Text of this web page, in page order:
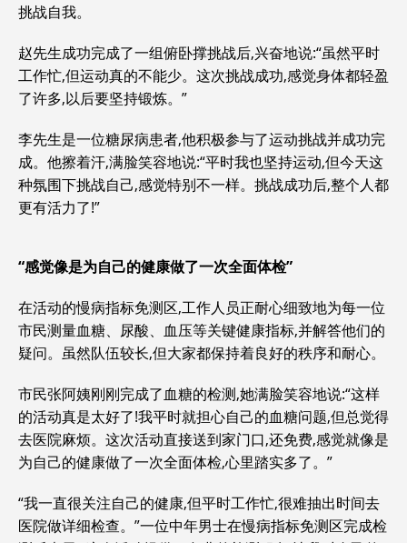
挑战自我。
赵先生成功完成了一组俯卧撑挑战后,兴奋地说:“虽然平时
工作忙,但运动真的不能少。这次挑战成功,感觉身体都轻盈
了许多,以后要坚持锻炼。”
李先生是一位糖尿病患者,他积极参与了运动挑战并成功完
成。他擦着汗,满脸笑容地说:“平时我也坚持运动,但今天这
种氛围下挑战自己,感觉特别不一样。挑战成功后,整个人都
更有活力了!”
“感觉像是为自己的健康做了一次全面体检”
在活动的慢病指标免测区,工作人员正耐心细致地为每一位
市民测量血糖、尿酸、血压等关键健康指标,并解答他们的
疑问。虽然队伍较长,但大家都保持着良好的秩序和耐心。
市民张阿姨刚刚完成了血糖的检测,她满脸笑容地说:“这样
的活动真是太好了!我平时就担心自己的血糖问题,但总觉得
去医院麻烦。这次活动直接送到家门口,还免费,感觉就像是
为自己的健康做了一次全面体检,心里踏实多了。”
“我一直很关注自己的健康,但平时工作忙,很难抽出时间去
医院做详细检查。”一位中年男士在慢病指标免测区完成检